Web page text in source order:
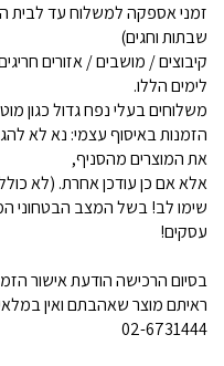
שבתות וחגים)
קיבוצים / מושבים / אזורים
לימים הללו.
משלוחים בעלי נפח גדול כגון
הזמנות באיסוף עצמי: נא לא
את המוצרים מהסניף,
אלא אם כן עודכן אחרת. (לא
שימו לב! בשל המצב הבטחוני
עסקים!
בסיום הרכישה הודעת אישור
ראיתם מוצר שאהבתם ואין
02-6731444